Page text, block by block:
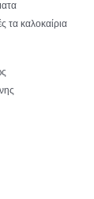
τα καλοκαίρια